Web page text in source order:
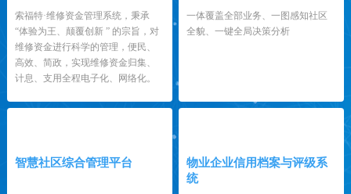
索福特·维修资金管理系统，秉承
“体验为王、颠覆创新 ” 的宗旨，对
维修资金进行科学的管理，便民、
高效、简政，实现维修资金归集、
计息、支用全程电子化、网络化。
一体覆盖全部业务、一图感知社区
全貌、一键全局决策分析
智慧社区综合管理平台
物业企业信用档案与评级系
统